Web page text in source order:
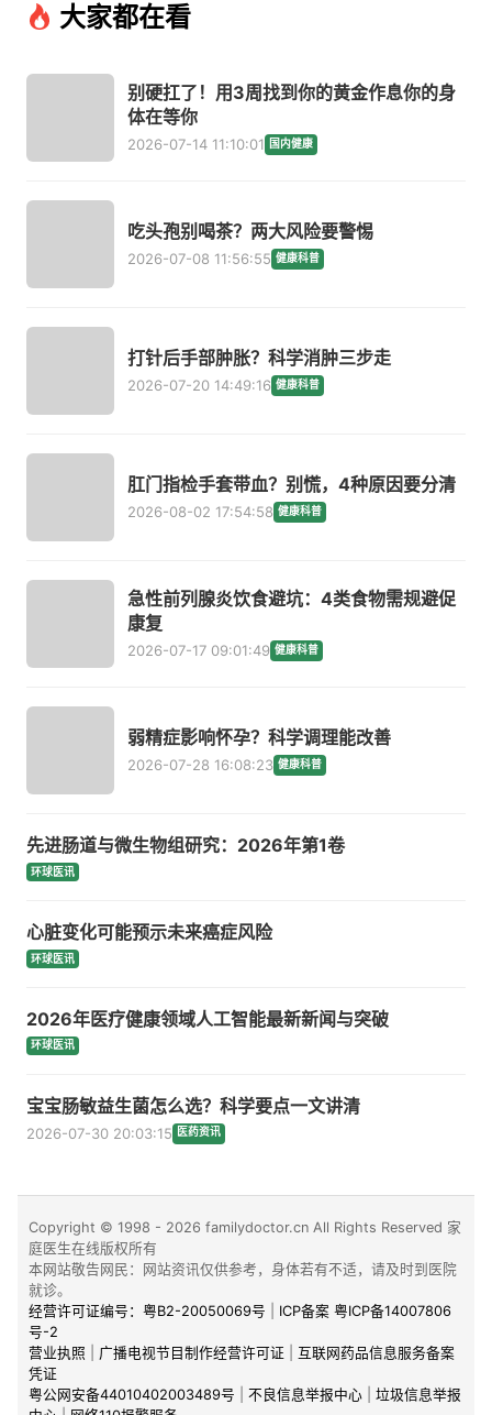
大家都在看
别硬扛了！用3周找到你的黄金作息你的身
体在等你
2026-07-14 11:10:01 国内健康
吃头孢别喝茶？两大风险要警惕
2026-07-08 11:56:55 健康科普
打针后手部肿胀？科学消肿三步走
2026-07-20 14:49:16 健康科普
肛门指检手套带血？别慌，4种原因要分清
2026-08-02 17:54:58 健康科普
急性前列腺炎饮食避坑：4类食物需规避促
康复
2026-07-17 09:01:49 健康科普
弱精症影响怀孕？科学调理能改善
2026-07-28 16:08:23 健康科普
先进肠道与微生物组研究：2026年第1卷
环球医讯
心脏变化可能预示未来癌症风险
环球医讯
2026年医疗健康领域人工智能最新新闻与突破
环球医讯
宝宝肠敏益生菌怎么选？科学要点一文讲清
2026-07-30 20:03:15 医药资讯
Copyright © 1998 - 2026 familydoctor.cn All Rights Reserved 家
庭医生在线版权所有
本网站敬告网民：网站资讯仅供参考，身体若有不适，请及时到医院
就诊。
经营许可证编号：粤B2-20050069号
ICP备案 粤ICP备14007806
号-2
营业执照
广播电视节目制作经营许可证
互联网药品信息服务备案
凭证
粤公网安备44010402003489号
不良信息举报中心| 垃圾信息举报